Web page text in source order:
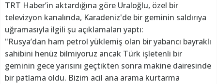
TRT Haber’in aktardığına göre Uraloğlu, özel bir
televizyon kanalında, Karadeniz'de bir geminin saldırıya
uğramasıyla ilgili şu açıklamaları yaptı:
"Rusya’dan ham petrol yüklemiş olan bir yabancı bayraklı
sahibini henüz bilmiyoruz ancak Türk işletenli bir
geminin gece yarısını geçtikten sonra makine dairesinde
bir patlama oldu. Bizim acil ana arama kurtarma